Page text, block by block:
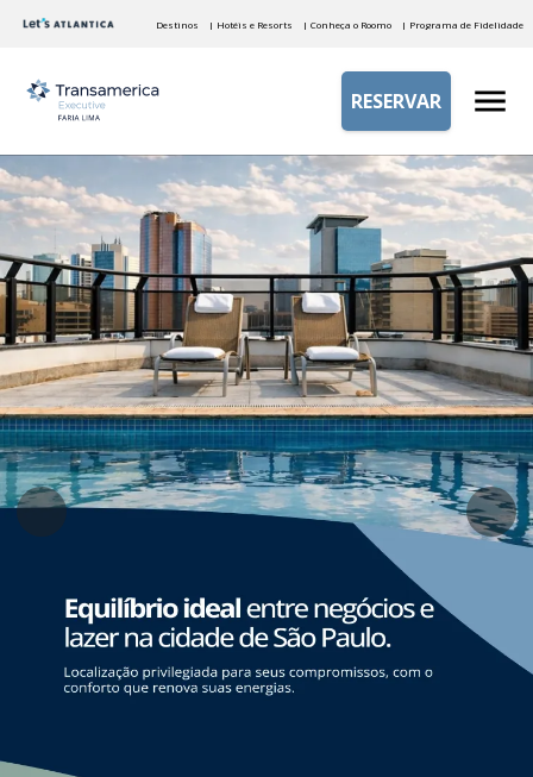
Destinos | Hotéis e Resorts | Conheça o Roomo | Programa de Fidelidade
RESERVAR